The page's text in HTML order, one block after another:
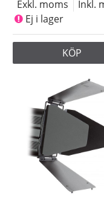
Exkl. moms
Inkl.
Ej i lager
KÖP